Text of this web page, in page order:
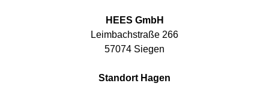
HEES GmbH
Leimbachstraße 266
57074 Siegen
Standort Hagen